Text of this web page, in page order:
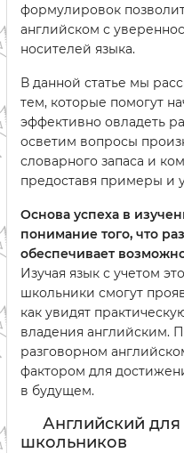
формулировок
английском с
носителей языка.
В данной статье мы
тем, которые помогут
эффективно овладеть
осветим вопросы
словарного запаса и
предоставя примеры и
Основа успеха в
понимание того, что
обеспечивает
Изучая язык с учетом
школьники смогут
как увидят
владения английским.
разговорном
фактором для
в будущем.
Английский
школьников